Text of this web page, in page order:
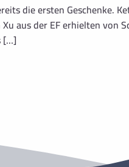
die ersten Geschenke.
aus der EF erhielten von
[…]